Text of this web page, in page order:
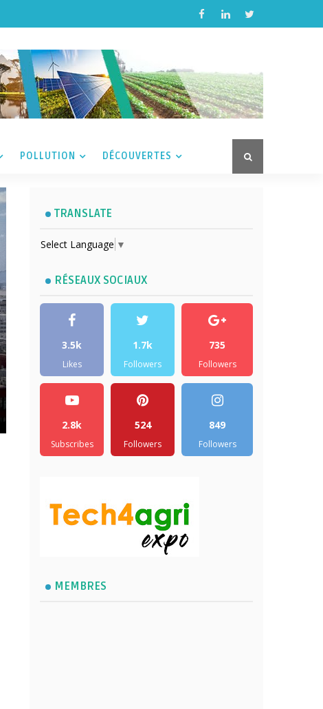
POLLUTION DÉCOUVERTES
TRANSLATE
Select Language ▼
RÉSEAUX SOCIAUX
3.5k
Likes
1.7k
Followers
735
Followers
2.8k
Subscribes
524
Followers
849
Followers
MEMBRES